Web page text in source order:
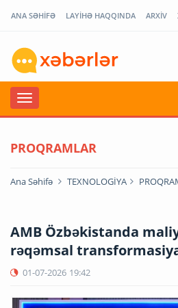
ANA SƏHİFƏ LAYİHƏ HAQQINDA ARXİV
PROQRAMLAR
Ana Səhifə TEXNOLOGİYA
AMB Özbəkistanda
rəqəmsal
01-07-2026 19:42